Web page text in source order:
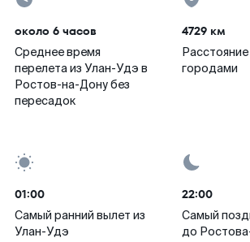
около 6 часов
Среднее время
перелета из Улан-Удэ в
Ростов-на-Дону без
пересадок
4729 км
городами
01:00
Самый ранний вылет из
Улан-Удэ
22:00
Самый
до